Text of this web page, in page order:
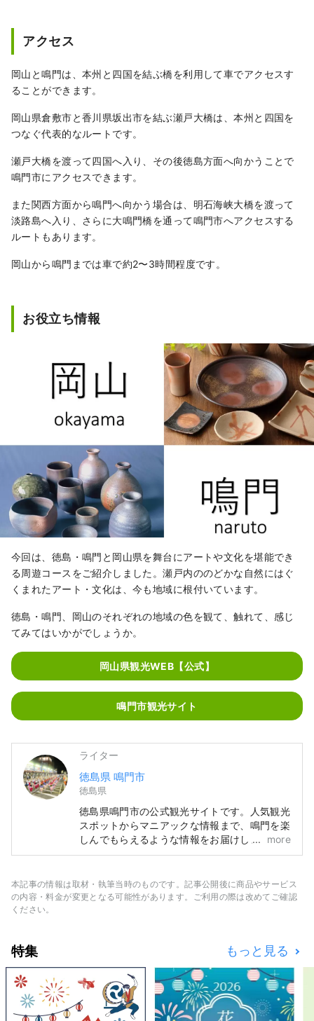
アクセス
岡山と鳴門は、本州と四国を結ぶ橋を利用して車でアクセスす
ることができます。
岡山県倉敷市と香川県坂出市を結ぶ瀬戸大橋は、本州と四国を
つなぐ代表的なルートです。
瀬戸大橋を渡って四国へ入り、その後徳島方面へ向かうことで
鳴門市にアクセスできます。
また関西方面から鳴門へ向かう場合は、明石海峡大橋を渡って
淡路島へ入り、さらに大鳴門橋を通って鳴門市へアクセスする
ルートもあります。
岡山から鳴門までは車で約2〜3時間程度です。
お役立ち情報
今回は、徳島・鳴門と岡山県を舞台にアートや文化を堪能でき
る周遊コースをご紹介しました。瀬戸内ののどかな自然にはぐ
くまれたアート・文化は、今も地域に根付いています。
徳島・鳴門、岡山のそれぞれの地域の色を観て、触れて、感じ
てみてはいかがでしょうか。
岡山県観光WEB【公式】
鳴門市観光サイト
ライター
徳島県 鳴門市
徳島県
徳島県鳴門市の公式観光サイトです。人気観光
スポットからマニアックな情報まで、鳴門を楽
しんでもらえるような情報をお届けします！
🌊鳴門市ってこんなところ🍠 四国の東玄関。
います。 海🌊あり山🏔ありで自然を満喫！ 世
界三大潮流といわれる鳴門の渦潮をはじめ、阿
more
本記事の情報は取材・執筆当時のものです。記事公開後に商品やサービス
の内容・料金が変更となる可能性があります。ご利用の際は改めてご確認
ください。
特集 もっと見る